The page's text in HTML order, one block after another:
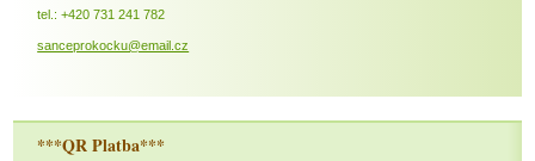
tel.: +420 731 241 782
sanceprokocku@email.cz
***QR Platba***